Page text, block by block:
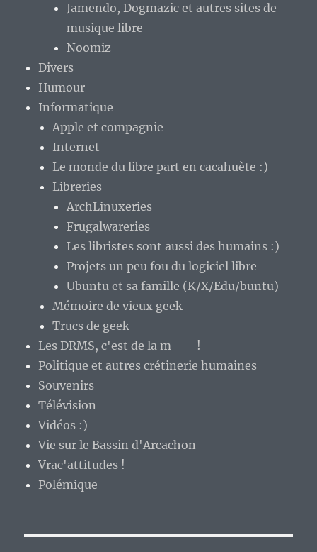
Jamendo, Dogmazic et autres sites de
musique libre
Noomiz
Divers
Humour
Informatique
Apple et compagnie
Internet
Le monde du libre part en cacahuète :)
Libreries
ArchLinuxeries
Frugalwareries
Les libristes sont aussi des humains :)
Projets un peu fou du logiciel libre
Ubuntu et sa famille (K/X/Edu/buntu)
Mémoire de vieux geek
Trucs de geek
Les DRMS, c'est de la m—– !
Politique et autres crétinerie humaines
Souvenirs
Télévision
Vidéos :)
Vie sur le Bassin d'Arcachon
Vrac'attitudes !
Polémique